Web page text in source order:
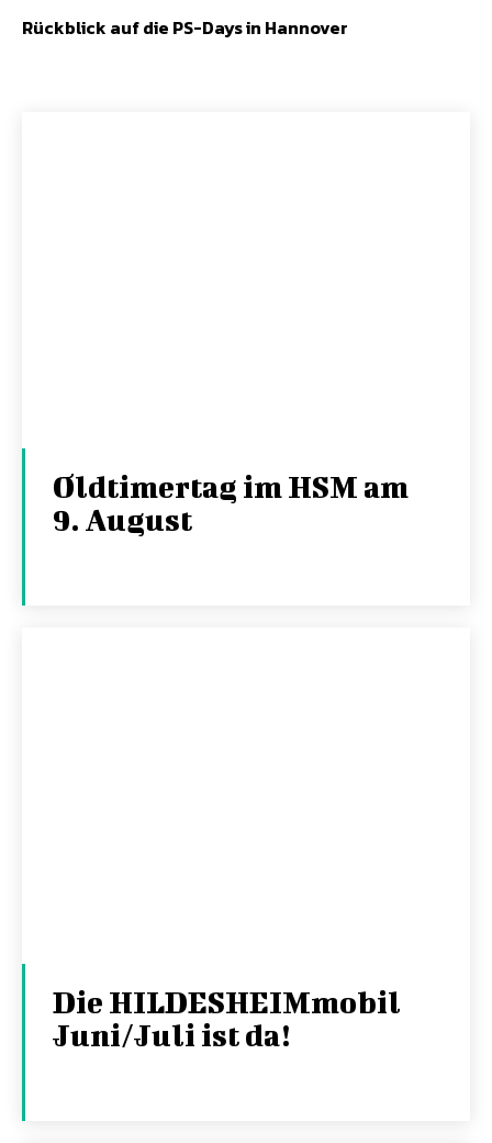
Rückblick auf die PS-Days in Hannover
Oldtimertag im HSM am
9. August
Die HILDESHEIMmobil
Juni/Juli ist da!